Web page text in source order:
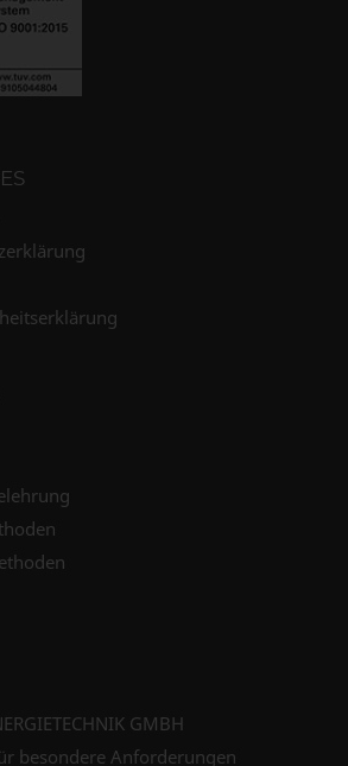
GMBH
besondere Anforderungen